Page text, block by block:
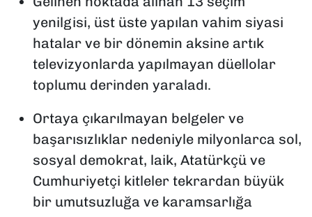
yenilgisi, üst üste yapılan vahim siyasi
hatalar ve bir dönemin aksine artık
televizyonlarda yapılmayan düellolar
toplumu derinden yaraladı.
Ortaya çıkarılmayan belgeler ve
başarısızlıklar nedeniyle milyonlarca sol,
sosyal demokrat, laik, Atatürkçü ve
Cumhuriyetçi kitleler tekrardan büyük
bir umutsuzluğa ve karamsarlığa